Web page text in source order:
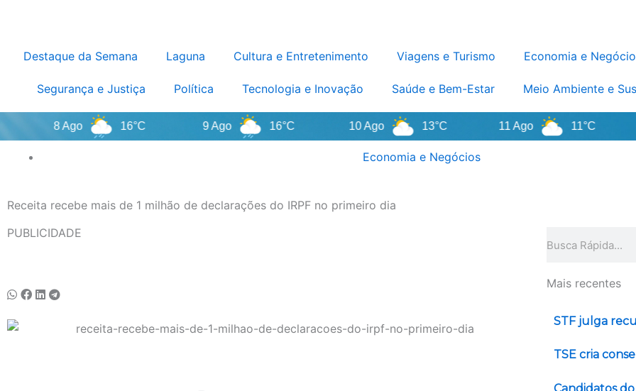
Destaque da Semana Laguna Cultura e Entretenimento Viagens e Turismo Economia e
Segurança e Justiça Política Tecnologia e Inovação Saúde e Bem-Estar Meio Ambiente e
8 Ago 16°C 9 Ago 16°C 10 Ago 13°C 11 Ago 11°C
Economia e Negócios
Receita recebe mais de 1 milhão de declarações do IRPF no primeiro dia
PUBLICIDADE
Mais recentes
STF julga
TSE cria